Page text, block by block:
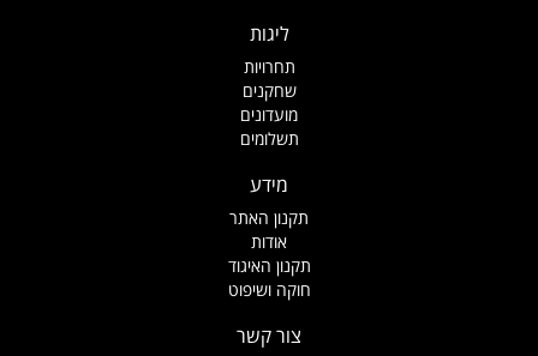
ליגות
תחרויות
שחקנים
מועדונים
תשלומים
מידע
תקנון האתר
אודות
תקנון האיגוד
חוקה ושיפוט
צור קשר